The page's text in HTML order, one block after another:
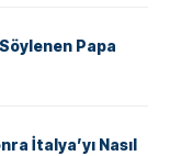
Papa
İtalya’yı Nasıl